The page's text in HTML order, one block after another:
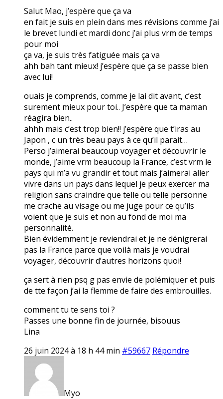
Salut Mao, j’espère que ça va
en fait je suis en plein dans mes révisions comme j’ai
le brevet lundi et mardi donc j’ai plus vrm de temps
pour moi
ça va, je suis très fatiguée mais ça va
ahh bah tant mieux! j’espère que ça se passe bien
avec lui!
ouais je comprends, comme je lai dit avant, c’est
surement mieux pour toi.. J’espère que ta maman
réagira bien..
ahhh mais c’est trop bien!! j’espère que t’iras au
Japon , c un très beau pays à ce qu’il parait…
Perso j’aimerai beaucoup voyager et découvrir le
monde, j’aime vrm beaucoup la France, c’est vrm le
pays qui m’a vu grandir et tout mais j’aimerai aller
vivre dans un pays dans lequel je peux exercer ma
religion sans craindre que telle ou telle personne
me crache au visage ou me juge pour ce qu’ils
voient que je suis et non au fond de moi ma
personnalité.
Bien évidemment je reviendrai et je ne dénigrerai
pas la France parce que voilà mais je voudrai
voyager, découvrir d’autres horizons quoi!
ça sert à rien psq g pas envie de polémiquer et puis
de tte façon j’ai la flemme de faire des embrouilles.
comment tu te sens toi ?
Passes une bonne fin de journée, bisouus
Lina
26 juin 2024 à 18 h 44 min #59667 Répondre
Myo